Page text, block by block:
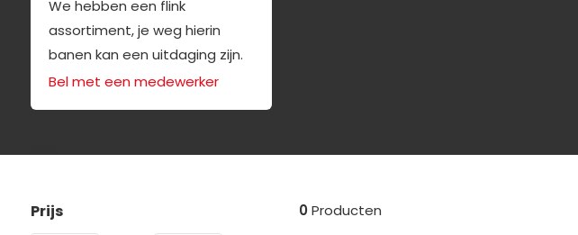
We hebben een flink
assortiment, je weg hierin
banen kan een uitdaging zijn.
Bel met een medewerker
Prijs 0Producten